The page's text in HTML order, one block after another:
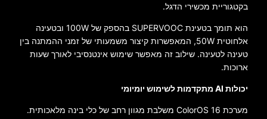
בקטגוריית מכשירי הדגל.
הוא תומך בטעינת SUPERVOOC בהספק של 100W ובטעינה
אלחוטית 50W, המאפשרות קיצור משמעותי של זמני ההמתנה בין
טעינה לטעינה. שילוב זה מאפשר שימוש אינטנסיבי לאורך שעות
ארוכות.
יכולות AI מתקדמות לשימוש יומיומי
מערכת ColorOS 16 משלבת מגוון רחב של כלי בינה מלאכותית.